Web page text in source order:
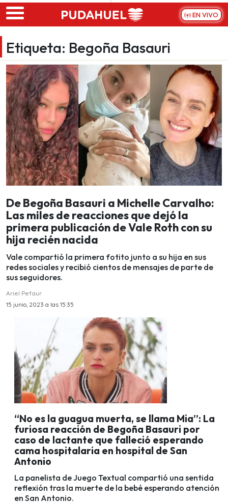
Skip to main content
EN VIVO
Etiqueta: Begoña Basauri
De Begoña Basauri a Michelle Carvalho:
Las miles de reacciones que dejó la
primera publicación de Vale Roth con su
hija recién nacida
Vale compartió la primera fotito junto a su hija en sus
redes sociales y recibió cientos de mensajes de parte de
sus seguidores.
Ariel Pefaur
15 junio, 2023 a las 15:35
“No es la guagua muerta, se llama Mia”: La
furiosa reacción de Begoña Basauri por
caso de lactante que falleció esperando
cama hospitalaria en hospital de San
Antonio
La panelista de Juego Textual compartió una sentida
reflexión tras la muerte de la bebé esperando atención
en San Antonio.